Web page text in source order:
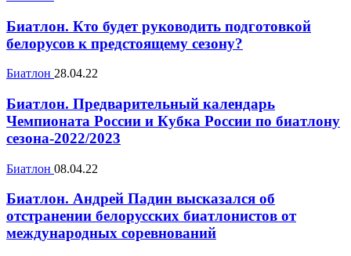
Биатлон. Кто будет руководить подготовкой
белорусов к предстоящему сезону?
Биатлон 28.04.22
Биатлон. Предварительный календарь
Чемпионата России и Кубка России по биатлону
сезона-2022/2023
Биатлон 08.04.22
Биатлон. Андрей Падин высказался об
отстранении белорусских биатлонистов от
международных соревнований